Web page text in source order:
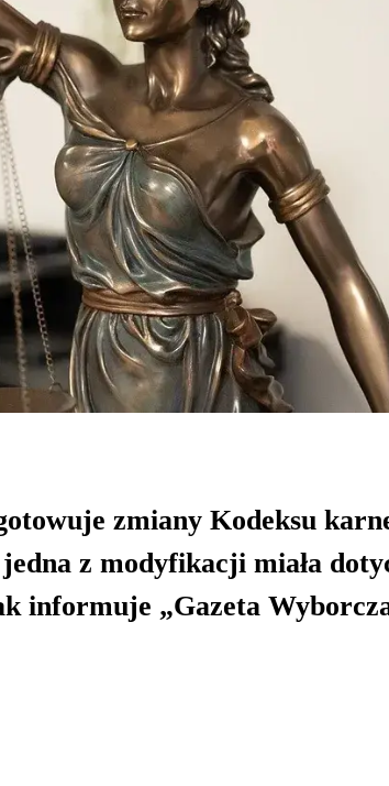
zmiany Kodeksu
z modyfikacji miała
informuje „Gazeta